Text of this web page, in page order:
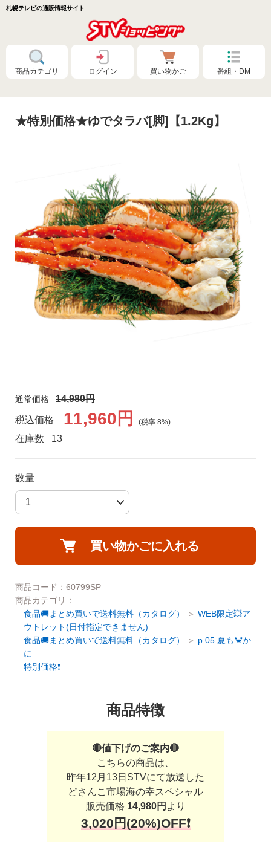
札幌テレビの通販情報サイト
商品カテゴリ
特別価格❗
食品🚚まとめ買いで送料無料（カタログ）
食品🚚グルメ直送便（カタログ）
美容 健康
生活用品
DVD 書籍
会社概要
ご利用ガイド
お問い合わせ
個人情報の取り扱いについて
特定商取引法に基づく表記
よくある質問
カスタマーハラスメントについて
ログイン 買い物かご 番組・DM
トクセン❗どさんこ市場
どさんこ市場（金曜日）
ラジオホームショップ
ご利用ガイド
お問い合わせ
利用規約
個人情報の取り扱いについて
特定商取引法に基づく表記
★特別価格★ゆでタラバ[脚]【1.2Kg】
通常価格 14,980円
税込価格 11,960円 (税率 8%)
在庫数 13
数量
買い物かごに入れる
商品コード：60799SP
商品カテゴリ：
食品🚚まとめ買いで送料無料（カタログ）
WEB限定💥ア
ウトレット(日付指定できません)
食品🚚まとめ買いで送料無料（カタログ）
p.05 夏も🦀か
に
特別価格❗
商品特徴
🔴値下げのご案内🔴
こちらの商品は、
昨年12月13日STVにて放送した
どさんこ市場海の幸スペシャル
販売価格 14,980円 より
3,020円(20%)OFF❗